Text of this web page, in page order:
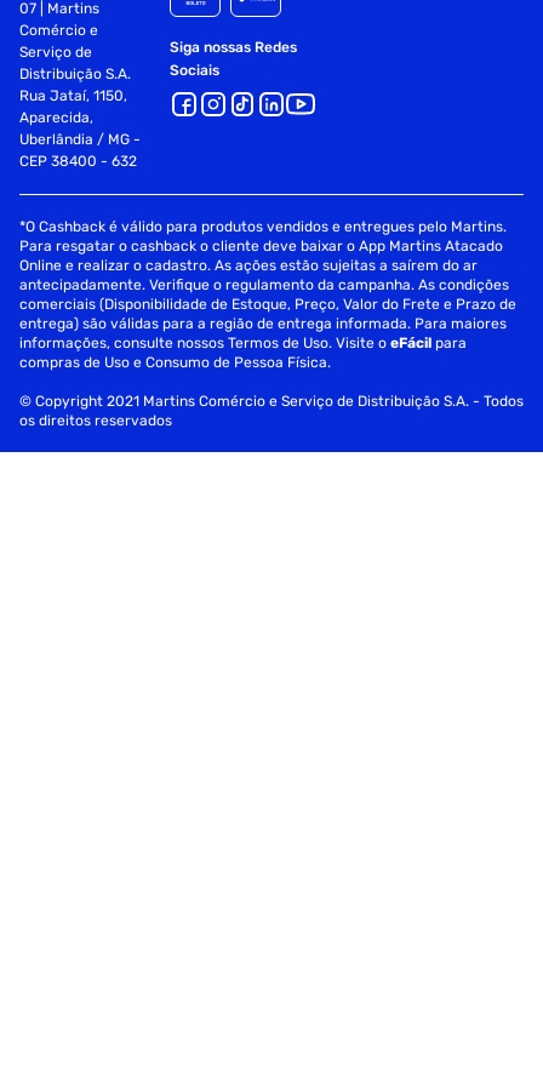
07 | Martins
Comércio e
Serviço de
Distribuição S.A.
Rua Jataí, 1150,
Aparecida,
Uberlândia / MG -
CEP 38400 - 632
Siga nossas Redes
Sociais
*O Cashback é válido para produtos vendidos e entregues pelo Martins.
Para resgatar o cashback o cliente deve baixar o App Martins Atacado
Online e realizar o cadastro. As ações estão sujeitas a saírem do ar
antecipadamente. Verifique o regulamento da campanha. As condições
comerciais (Disponibilidade de Estoque, Preço, Valor do Frete e Prazo de
entrega) são válidas para a região de entrega informada. Para maiores
informações, consulte nossos Termos de Uso. Visite oeFácil para
compras de Uso e Consumo de Pessoa Física.
© Copyright 2021 Martins Comércio e Serviço de Distribuição S.A. - Todos
os direitos reservados